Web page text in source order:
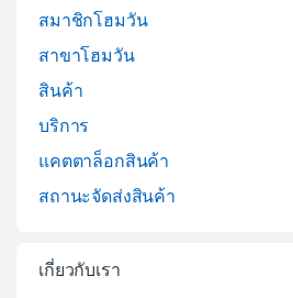
สมาชิกโฮมวัน
สาขาโฮมวัน
สินค้า
บริการ
แคตตาล็อกสินค้า
สถานะจัดส่งสินค้า
เกี่ยวกับเรา